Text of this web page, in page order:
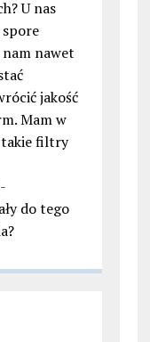
U nas
nam nawet
jakość
Mam w
takie filtry
do tego